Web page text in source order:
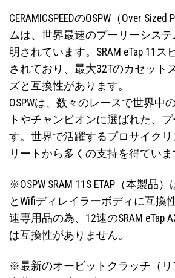
CERAMICSPEEDのOSPW（Over
ムは、世界最速のプーリーシス
明されています。SRAM eTap 11
されており、最大32Tのカセット
ズと互換性があります。
OSPWは、数々のレースで世界中
トやチャンピオンに選ばれた、
す。世界で活躍するプロサイク
リートから多くの支持を得ていま
※OSPW SRAM 11S ETAP（本製品
とWifiディレイラーボディに互換
速専用品の為、12速のSRAM eTap
は互換性がありません。
※最新のオービットクラッチ（リ